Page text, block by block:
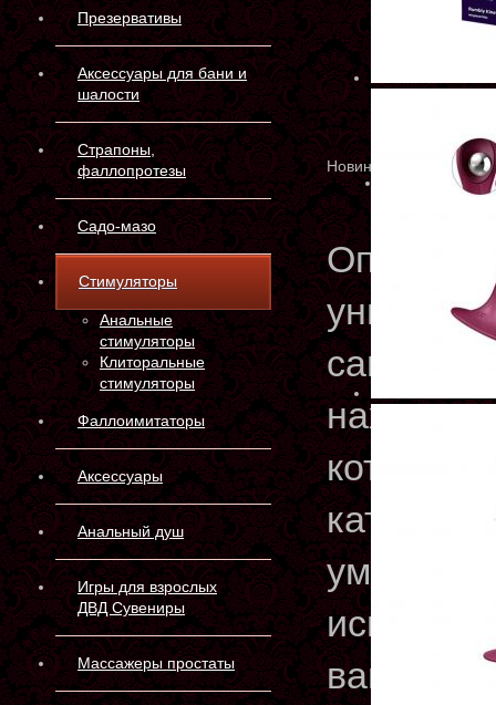
Презервативы
Аксессуары для бани и
шалости
Страпоны,
фаллопротезы
Садо-мазо
Стимуляторы
Анальные
стимуляторы
Клиторальные
стимуляторы
Фаллоимитаторы
Аксессуары
Анальный душ
Игры для взрослых
ДВД Сувениры
Массажеры простаты
Новинка
которые